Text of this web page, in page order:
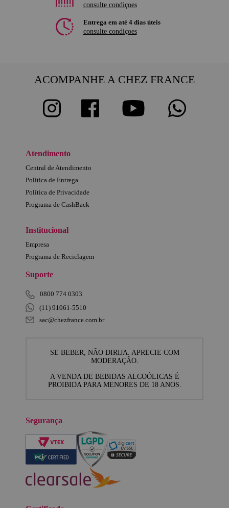
consulte condiçoes
Entrega em até 4 dias úteis
consulte condiçoes
ACOMPANHE A CHEZ FRANCE
Atendimento
Central de Atendimento
Política de Entrega
Política de Privacidade
Programa de CashBack
Institucional
Empresa
Programa de Reciclagem
Suporte
0800 774 0303
(11) 91061-5510
sac@chezfrance.com.br
SE BEBER, NÃO DIRIJA. APRECIE COM
MODERAÇÃO.
A VENDA DE BEBIDAS ALCOÓLICAS É
PROIBIDA PARA MENORES DE 18 ANOS.
Segurança